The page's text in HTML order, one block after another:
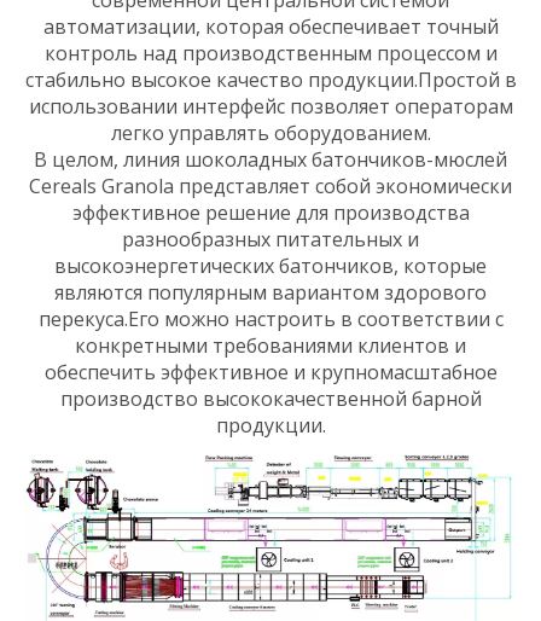
автоматизации, которая обеспечивает точный
контроль над производственным процессом и
стабильно высокое качество продукции.Простой в
использовании интерфейс позволяет операторам
легко управлять оборудованием.
В целом, линия шоколадных батончиков-мюслей
Cereals Granola представляет собой экономически
эффективное решение для производства
разнообразных питательных и
высокоэнергетических батончиков, которые
являются популярным вариантом здорового
перекуса.Его можно настроить в соответствии с
конкретными требованиями клиентов и
обеспечить эффективное и крупномасштабное
производство высококачественной барной
продукции.